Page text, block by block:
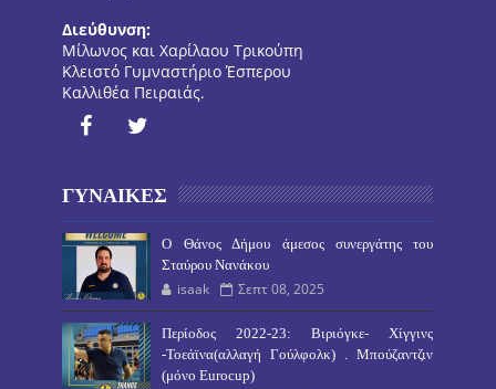
Διεύθυνση:
Μίλωνος και Χαρίλαου Τρικούπη
Κλειστό Γυμναστήριο Έσπερου
Καλλιθέα Πειραιάς.
ΓΥΝΑΙΚΕΣ
O Θάνος Δήμου άμεσος συνεργάτης του
Σταύρου Νανάκου
isaak Σεπτ 08, 2025
Περίοδος 2022-23: Βιριόγκε- Χίγγινς
-Τοεάϊνα(αλλαγή Γούλφολκ) . Μπούζαντζιν
(μόνο Eurocup)